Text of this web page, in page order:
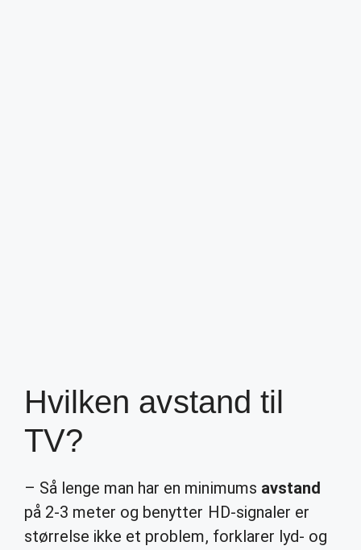
Hvilken avstand til
TV?
– Så lenge man har en minimums avstand
på 2-3 meter og benytter HD-signaler er
størrelse ikke et problem, forklarer lyd- og